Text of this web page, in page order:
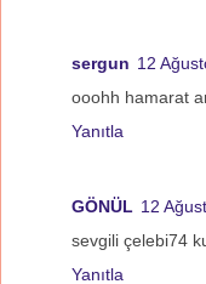
sergun 12
ooohh hamarat
Yanıtla
GÖNÜL 12
sevgili çelebi74
Yanıtla